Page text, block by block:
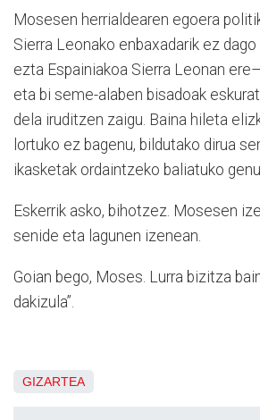
Mosesen herrialdearen egoera
Sierra Leonako enbaxadarik ez
ezta Espainiakoa Sierra Leonan
eta bi seme-alaben bisadoak
dela iruditzen zaigu. Baina hileta
lortuko ez bagenu, bildutako dirua
ikasketak ordaintzeko baliatuko
Eskerrik asko, bihotzez. Mosesen
senide eta lagunen izenean.
Goian bego, Moses. Lurra bizitza
dakizula”.
GIZARTEA